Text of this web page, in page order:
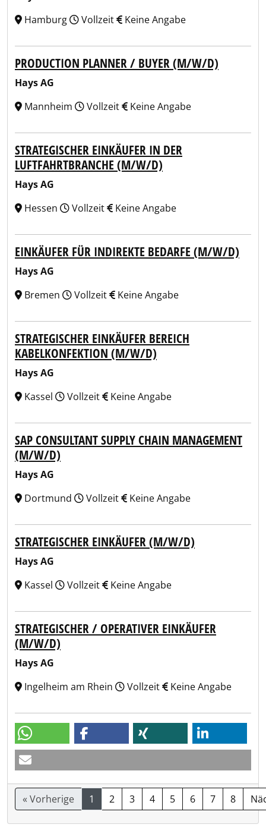
Hamburg
Vollzeit Keine Angabe
PRODUCTION PLANNER / BUYER (M/W/D)
Hays AG
Mannheim
Vollzeit Keine Angabe
STRATEGISCHER EINKÄUFER IN DER
LUFTFAHRTBRANCHE (M/W/D)
Hays AG
Hessen
Vollzeit Keine Angabe
EINKÄUFER FÜR INDIREKTE BEDARFE (M/W/D)
Hays AG
Bremen
Vollzeit Keine Angabe
STRATEGISCHER EINKÄUFER BEREICH
KABELKONFEKTION (M/W/D)
Hays AG
Kassel
Vollzeit Keine Angabe
SAP CONSULTANT SUPPLY CHAIN MANAGEMENT
(M/W/D)
Hays AG
Dortmund
Vollzeit Keine Angabe
STRATEGISCHER EINKÄUFER (M/W/D)
Hays AG
Kassel
Vollzeit Keine Angabe
STRATEGISCHER / OPERATIVER EINKÄUFER
(M/W/D)
Hays AG
Ingelheim am Rhein
Vollzeit Keine Angabe
« Vorherige 1 2 3 4 5 6 7 8